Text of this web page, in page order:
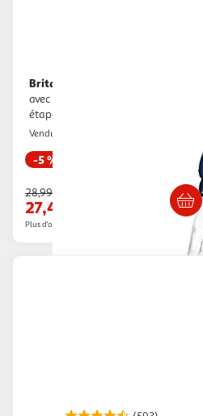
Brita
avec système de filtration quatre
étapes
Vendu par
-5 %
Retrait dès 1/2 semaines
28,99€
27,48€
Plus d'offres à partir de